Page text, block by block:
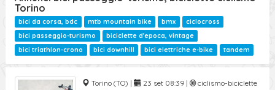
Ricerca Avanzata
Torino
bici da corsa, bdc mtb mountain bike bmx
ciclocross
bici passeggio-turismo
biciclette d'epoca, vintage
bici triathlon-crono
bici downhill bici elettriche e-bike tandem
Torino (TO) | 23 set 08:39 | ciclismo-biciclette